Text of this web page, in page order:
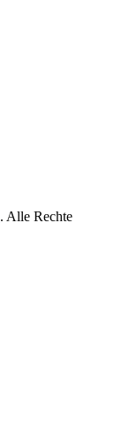
. Alle Rechte